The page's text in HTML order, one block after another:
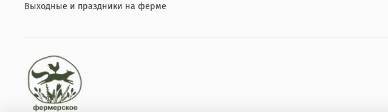
Выходные и праздники на ферме